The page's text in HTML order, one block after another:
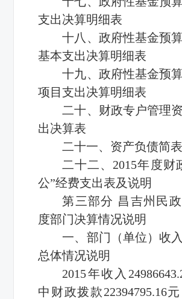
支出决算明细表
十八、政府性基金预
基本支出决算明细表
十九、政府性基金预
项目支出决算明细表
二十、财政专户管理
出决算表
二十一、资产负债简表
二十二、2015年度财
公”经费支出表及说明
第三部分 昌吉州民
度部门决算情况说明
一、部门（单位）收
总体情况说明
2015年收入
中财政拨款22394795.16